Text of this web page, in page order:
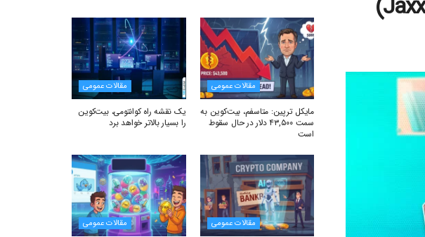
مقالات عمومی
مایکل ترپین: متاسفم، بیت‌کوین به
سمت ۴۳,۵۰۰ دلار در حال سقوط
است
مقالات عمومی
یک نقشه راه کوانتومی، بیت‌کوین
را بسیار بالاتر خواهد برد
مقالات عمومی مقالات عمومی